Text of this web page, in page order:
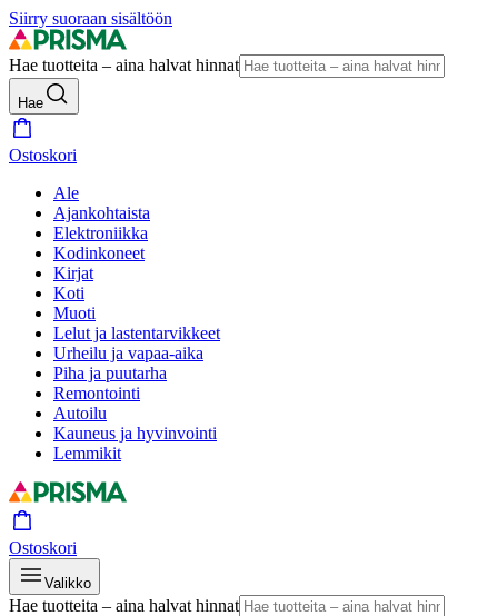
Siirry suoraan sisältöön
Hae tuotteita – aina halvat hinnat
Hae
Ostoskori
Ale
Ajankohtaista
Elektroniikka
Kodinkoneet
Kirjat
Koti
Muoti
Lelut ja lastentarvikkeet
Urheilu ja vapaa-aika
Piha ja puutarha
Remontointi
Autoilu
Kauneus ja hyvinvointi
Lemmikit
Ostoskori
Valikko
Hae tuotteita – aina halvat hinnat